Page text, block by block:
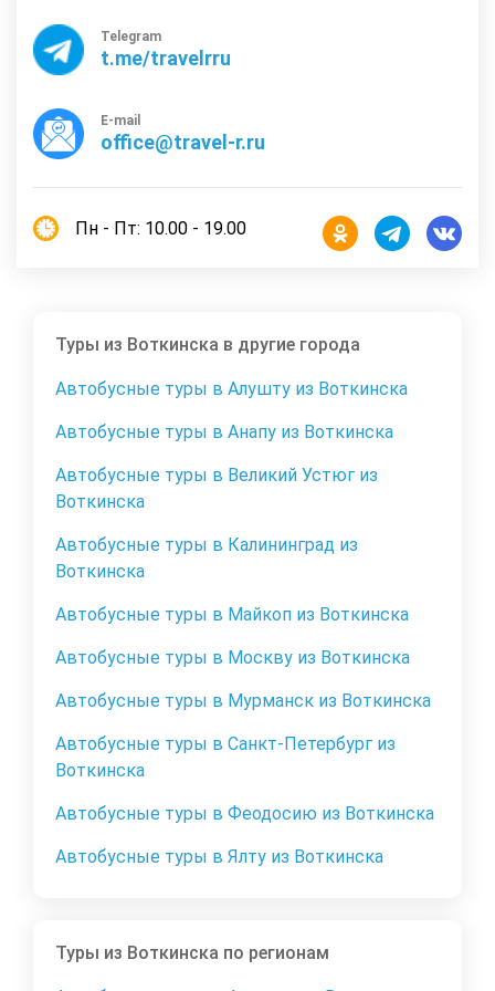
Telegram
t.me/travelrru
E-mail
office@travel-r.ru
Пн - Пт: 10.00 - 19.00
Туры из Воткинска в другие города
Автобусные туры в Алушту из Воткинска
Автобусные туры в Анапу из Воткинска
Автобусные туры в Великий Устюг из
Воткинска
Автобусные туры в Калининград из
Воткинска
Автобусные туры в Майкоп из Воткинска
Автобусные туры в Москву из Воткинска
Автобусные туры в Мурманск из Воткинска
Автобусные туры в Санкт-Петербург из
Воткинска
Автобусные туры в Феодосию из Воткинска
Автобусные туры в Ялту из Воткинска
Туры из Воткинска по регионам